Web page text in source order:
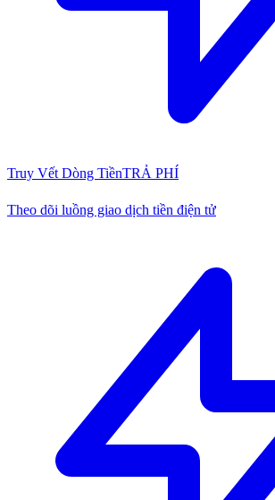
Truy Vết Dòng TiềnTRẢ PHÍ
Theo dõi luồng giao dịch tiền điện tử